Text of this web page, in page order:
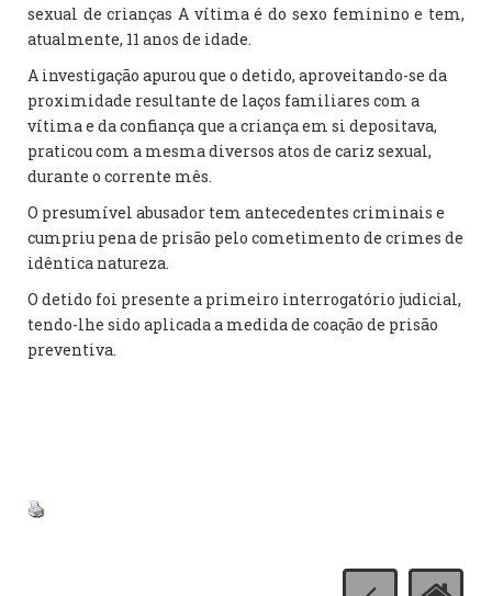
sexual de crianças A vítima é do sexo feminino e tem,
atualmente, 11 anos de idade.
A investigação apurou que o detido, aproveitando-se da
proximidade resultante de laços familiares com a
vítima e da confiança que a criança em si depositava,
praticou com a mesma diversos atos de cariz sexual,
durante o corrente mês.
O presumível abusador tem antecedentes criminais e
cumpriu pena de prisão pelo cometimento de crimes de
idêntica natureza.
O detido foi presente a primeiro interrogatório judicial,
tendo-lhe sido aplicada a medida de coação de prisão
preventiva.